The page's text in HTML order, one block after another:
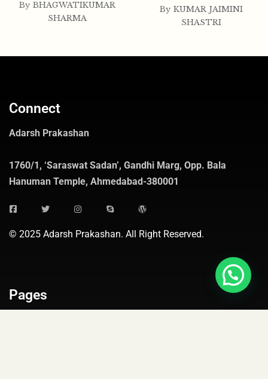
By BHAGWATIKUMAR
SHARMA
By KUMAR JAIMINI
SHASTRI
Connect
Adarsh Prakashan
1760/1, ‘Saraswat Sadan’, Gandhi Marg, Opp. Bala
Hanuman Temple, Ahmedabad-380001
© 2025 Adarsh Prakashan. All Right Reserved.
Pages